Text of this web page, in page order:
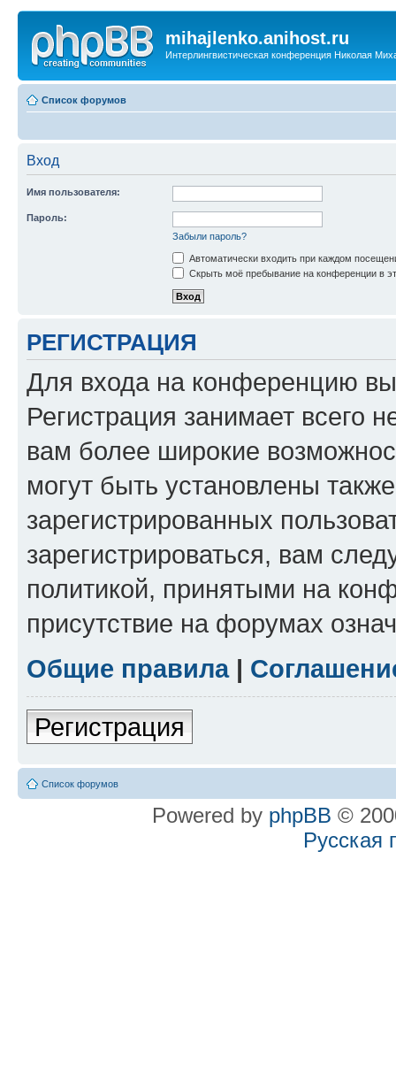
mihajlenko.anihost.ru
Интерлингвистическая конференция Николая
Список форумов
Вход
Имя пользователя:
Пароль:
Забыли пароль?
Автоматически входить при каждом
Скрыть моё пребывание на конференции в
РЕГИСТРАЦИЯ
Для входа на конференцию
Регистрация занимает всего
вам более широкие
могут быть установлены
зарегистрированных
зарегистрироваться, вам
политикой, принятыми на
присутствие на форумах
Общие правила|
Регистрация
Список форумов
Powered by phpBB ©
Русская